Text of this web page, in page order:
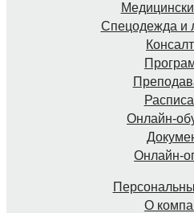
Спецодежда и
Онлайн-
Онлайн-
О